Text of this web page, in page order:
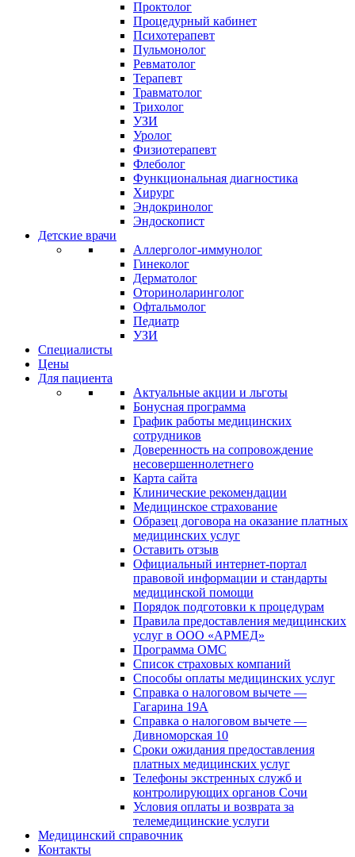
Проктолог
Процедурный кабинет
Психотерапевт
Пульмонолог
Ревматолог
Терапевт
Травматолог
Трихолог
УЗИ
Уролог
Физиотерапевт
Флеболог
Функциональная диагностика
Хирург
Эндокринолог
Эндоскопист
Детские врачи
Аллерголог-иммунолог
Гинеколог
Дерматолог
Оториноларинголог
Офтальмолог
Педиатр
УЗИ
Специалисты
Цены
Для пациента
Актуальные акции и льготы
Бонусная программа
График работы медицинских
сотрудников
Доверенность на сопровождение
несовершеннолетнего
Карта сайта
Клинические рекомендации
Медицинское страхование
Образец договора на оказание платных
медицинских услуг
Оставить отзыв
Официальный интернет-портал
правовой информации и стандарты
медицинской помощи
Порядок подготовки к процедурам
Правила предоставления медицинских
услуг в ООО «АРМЕД»
Программа ОМС
Список страховых компаний
Способы оплаты медицинских услуг
Справка о налоговом вычете —
Гагарина 19А
Справка о налоговом вычете —
Дивноморская 10
Сроки ожидания предоставления
платных медицинских услуг
Телефоны экстренных служб и
контролирующих органов Сочи
Условия оплаты и возврата за
телемедицинские услуги
Медицинский справочник
Контакты